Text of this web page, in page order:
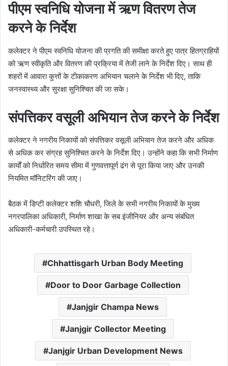
पीएम स्वनिधि योजना में ऋण वितरण तेज
करने के निर्देश
कलेक्टर ने पीएम स्वनिधि योजना की प्रगति की समीक्षा करते हुए पात्र हितग्राहियों
को ऋण स्वीकृति और वितरण की प्रक्रिया में तेजी लाने के निर्देश दिए। साथ ही
शहरों में आवारा कुत्तों के टीकाकरण अभियान चलाने के निर्देश भी दिए, ताकि
जनस्वास्थ्य और सुरक्षा सुनिश्चित की जा सके।
संपत्तिकर वसूली अभियान तेज करने के निर्देश
कलेक्टर ने नगरीय निकायों को संपत्तिकर वसूली अभियान तेज करने और अधिक
से अधिक कर संग्रह सुनिश्चित करने के निर्देश दिए। उन्होंने कहा कि सभी निर्माण
कार्यों को निर्धारित समय सीमा में गुणवत्तापूर्ण ढंग से पूरा किया जाए और उनकी
नियमित मॉनिटरिंग की जाए।
बैठक में डिप्टी कलेक्टर शशि चौधरी, जिले के सभी नगरीय निकायों के मुख्य
नगरपालिका अधिकारी, निर्माण शाखा के सब इंजीनियर और अन्य संबंधित
अधिकारी-कर्मचारी उपस्थित रहे।
Chhattisgarh Urban Body Meeting
Door to Door Garbage Collection
Janjgir Champa News
Janjgir Collector Meeting
Janjgir Urban Development News